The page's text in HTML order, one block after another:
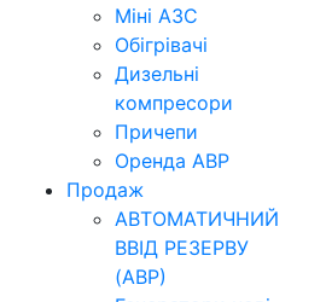
Міні АЗС
Обігрівачі
Дизельні
компресори
Причепи
Оренда АВР
Продаж
АВТОМАТИЧНИЙ
ВВІД РЕЗЕРВУ
(АВР)